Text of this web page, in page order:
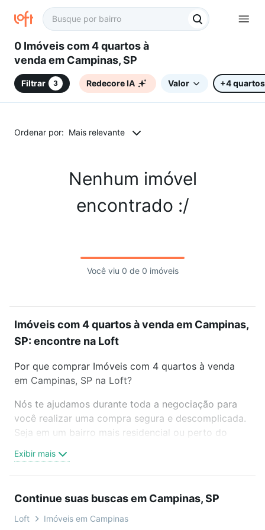
0 Imóveis com 4 quartos à
venda em Campinas, SP
Filtrar 3 Redecore IA Valor +4 quartos
Ordenar por: Mais relevante
Nenhum imóvel
encontrado :/
Você viu 0 de 0 imóveis
Imóveis com 4 quartos à venda em Campinas,
SP: encontre na Loft
Por que comprar Imóveis com 4 quartos à venda
em Campinas, SP na Loft?
Nós te ajudamos durante toda a negociação para
você realizar uma compra segura e descomplicada.
Seja em um bairro mais residencial ou perto do
oferta ideal de Imóveis com 4 quartos à venda em
Campinas, SP para conquistar seu sonho. Agende
sem compromisso e você ainda conta com mais de
46 mil corretores e imobiliárias te ajudando na
Exibir mais
Continue suas buscas em Campinas, SP
Loft Imóveis em Campinas